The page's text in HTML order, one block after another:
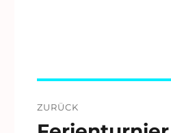
ZURÜCK
Vorheriger